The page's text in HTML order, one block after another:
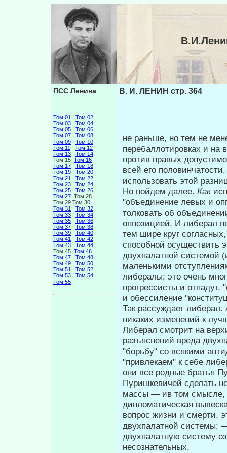
ПСС Ленина
Том 01
Том 02
Том 03
Том 04
Том 05
Том 06
Том 07
Том 08
Том 09
Том 10
Том 11
Том 12
Том 13
Том 14
Том 15 Том 16
Том 17
Том 18
Том 19
Том 20
Том 21
Том 22
Том 23
Том 24
Том 25
Том 26
Том 27 Том 28
Том 29 Том 30
Том 31
Том 32
Том 33
Том 34
Том 35
Том 36
Том 37
Том 38
Том 39
Том 40
Том 41
Том 42
Том 43
Том 44
Том 45 Том 46
Том 47
Том 48
Том 49
Том 50
Том 51
Том 52
Том 53
Том 54
Том 55
В. И. ЛЕНИН стр. 364
не раньше, но тем не
перебаллотировках и на
против правых
всей его
использовать этой
Но пойдем далее. Как
"объединение ле­вых и
толковать об
оппозицией. И либерал
тем шире круг
способной осуществить
двухпалатной системой
малень­кими
либералы; это очень
прогрессисты и отпадут,
и обессиление
Так рассуждает
никаких изменений к
Либерал смотрит на
разъяснений вреда
"борьбу" со всякими
"привлекаем" к себе
они все родные братья
Пуришкевичей сделать
массы — ив том смысле,
дипломатическая
вопрос жизни и смерти,
двухпалатной системы;
двухпалатную систему
несознательных,